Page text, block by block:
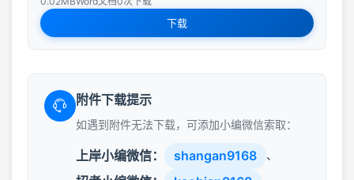
下载
附件下载提示
如遇到附件无法下载，可添加小编微信索取：
上岸小编微信： shangan9168 、